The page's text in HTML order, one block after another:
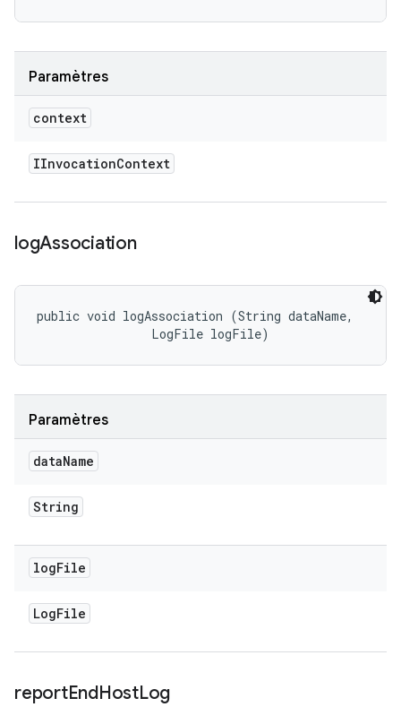
Paramètres
context
IInvocationContext
logAssociation
public void logAssociation (String dataName,
                LogFile logFile)
Paramètres
dataName
String
logFile
LogFile
reportEndHostLog